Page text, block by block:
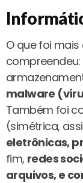
O que foi
compreendeu:
malware
Também foi
(simétrica,
eletrônicas,
fim, redes
arquivos, e